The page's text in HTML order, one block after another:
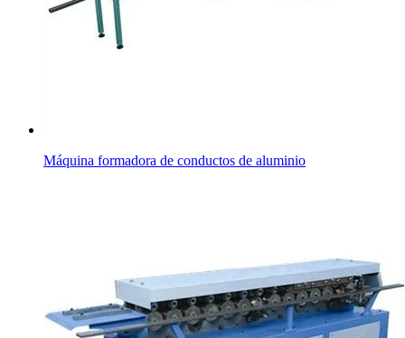
Máquina formadora de conductos de aluminio